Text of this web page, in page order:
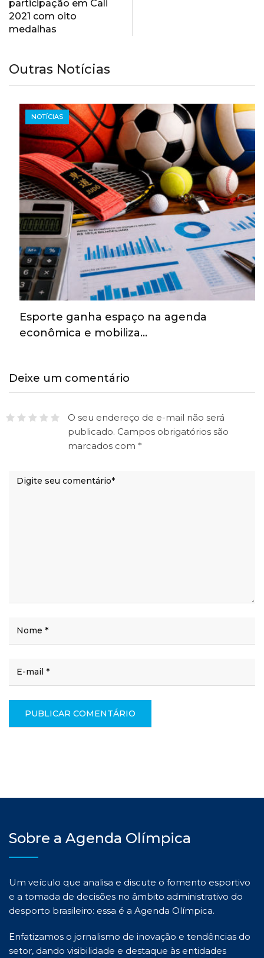
participação em Cali
2021 com oito
medalhas
Outras Notícias
NOTÍCIAS
Esporte ganha espaço na agenda
econômica e mobiliza…
Deixe um comentário
O seu endereço de e-mail não será
publicado. Campos obrigatórios são
marcados com *
Sobre a Agenda Olímpica
Um veículo que analisa e discute o fomento esportivo
e a tomada de decisões no âmbito administrativo do
desporto brasileiro: essa é a Agenda Olímpica.
Enfatizamos o jornalismo de inovação e tendências do
setor, dando visibilidade e destaque às entidades